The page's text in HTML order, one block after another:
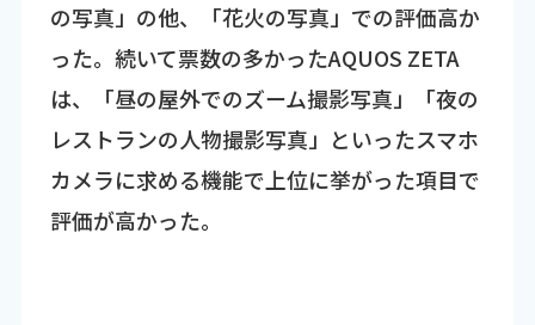
の写真」の他、「花火の写真」での評価高か
った。続いて票数の多かったAQUOS ZETA
は、「昼の屋外でのズーム撮影写真」「夜の
レストランの人物撮影写真」といったスマホ
カメラに求める機能で上位に挙がった項目で
評価が高かった。